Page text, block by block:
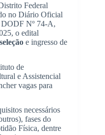
Federal
no Diário Oficial
Nº 74-A,
o edital
seleção e ingresso de
de
e Assistencial
vagas para
necessários
fases do
Física, dentre